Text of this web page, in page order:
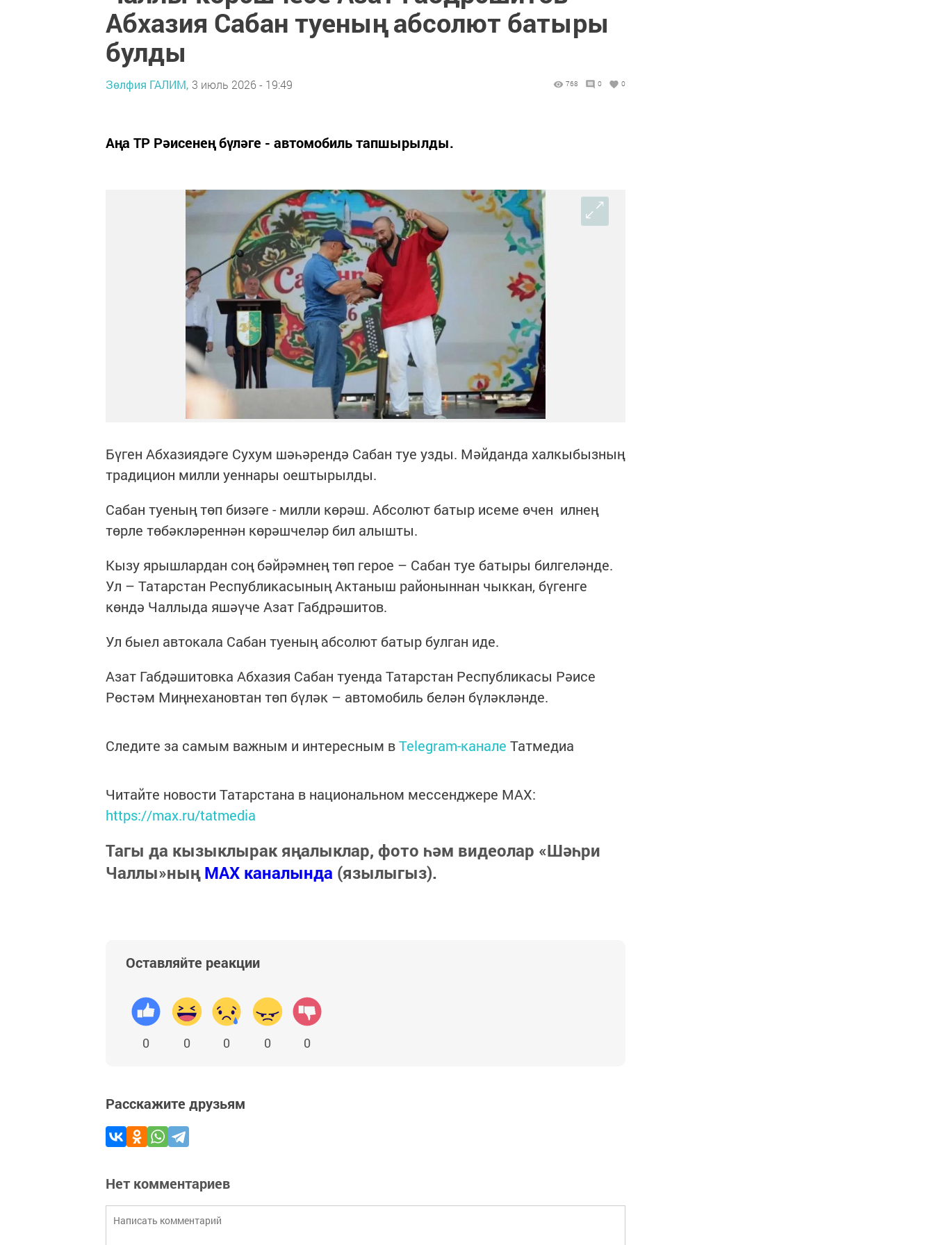
Абхазия Сабан туеның абсолют батыры
булды
Зөлфия ГАЛИМ, 3 июль 2026 - 19:49 768 0 0
Аңа ТР Рәисенең бүләге - автомобиль тапшырылды.
Бүген Абхазиядәге Сухум шәһәрендә Сабан туе узды. Мәйданда халкыбызның
традицион милли уеннары оештырылды.
Сабан туеның төп бизәге - милли көрәш. Абсолют батыр исеме өчен илнең
төрле төбәкләреннән көрәшчеләр бил алышты.
Кызу ярышлардан соң бәйрәмнең төп герое – Сабан туе батыры билгеләнде.
Ул – Татарстан Республикасының Актаныш районыннан чыккан, бүгенге
көндә Чаллыда яшәүче Азат Габдрәшитов.
Ул быел автокала Сабан туеның абсолют батыр булган иде.
Азат Габдәшитовка Абхазия Сабан туенда Татарстан Республикасы Рәисе
Рөстәм Миңнехановтан төп бүләк – автомобиль белән бүләкләнде.
Следите за самым важным и интересным вTelegram-канале Татмедиа
Читайте новости Татарстана в национальном мессенджере MАХ:
https://max.ru/tatmedia
Тагы да кызыклырак яңалыклар, фото һәм видеолар «Шәһри
Чаллы»ныңMAX каналында (язылыгыз).
Оставляйте реакции
0 0 0 0 0
Расскажите друзьям
Нет комментариев